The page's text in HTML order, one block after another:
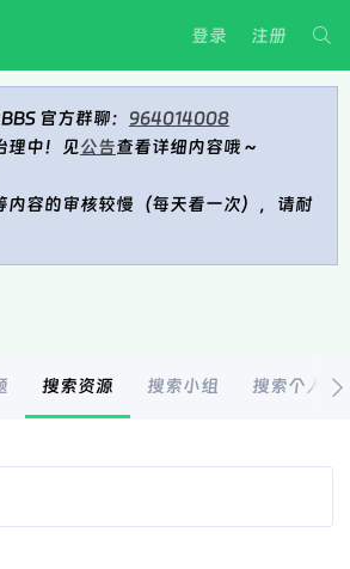
登录 注册
官方群聊： 964014008
理中！见公告查看详细内容哦～
内容的审核较慢（每天看一次），请耐
搜索资源 搜索小组 搜索个人空